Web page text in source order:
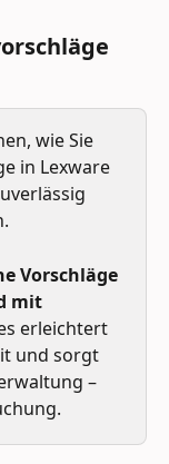
wie Sie
in Lexware
Vorschläge
mit
erleichtert
und sorgt
–